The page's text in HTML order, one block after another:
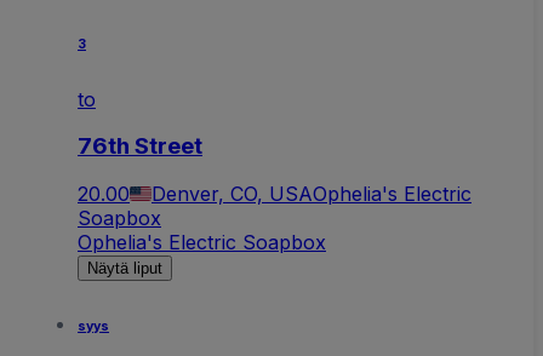
3
to
76th Street
20.00 Denver, CO, USAOphelia's Electric
Soapbox
Ophelia's Electric Soapbox
Näytä liput
syys